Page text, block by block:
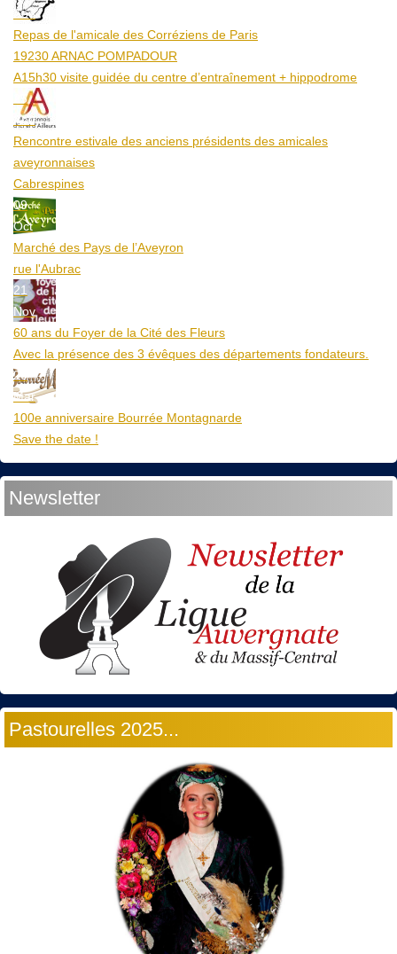
Aoû
Repas de l'amicale des Corréziens de Paris
19230 ARNAC POMPADOUR
A15h30 visite guidée du centre d’entraînement + hippodrome
25
Aoû
Rencontre estivale des anciens présidents des amicales
aveyronnaises
Cabrespines
09
Oct
Marché des Pays de l’Aveyron
rue l'Aubrac
21
Nov
60 ans du Foyer de la Cité des Fleurs
Avec la présence des 3 évêques des départements fondateurs.
20
Mar
100e anniversaire Bourrée Montagnarde
Save the date !
Newsletter
Pastourelles 2025...